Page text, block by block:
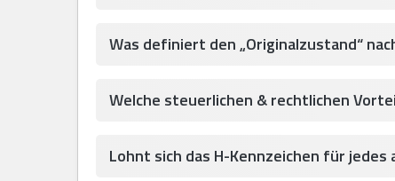
Was definiert den „Originalzustand“
Welche steuerlichen & rechtlichen
Lohnt sich das H-Kennzeichen für jedes